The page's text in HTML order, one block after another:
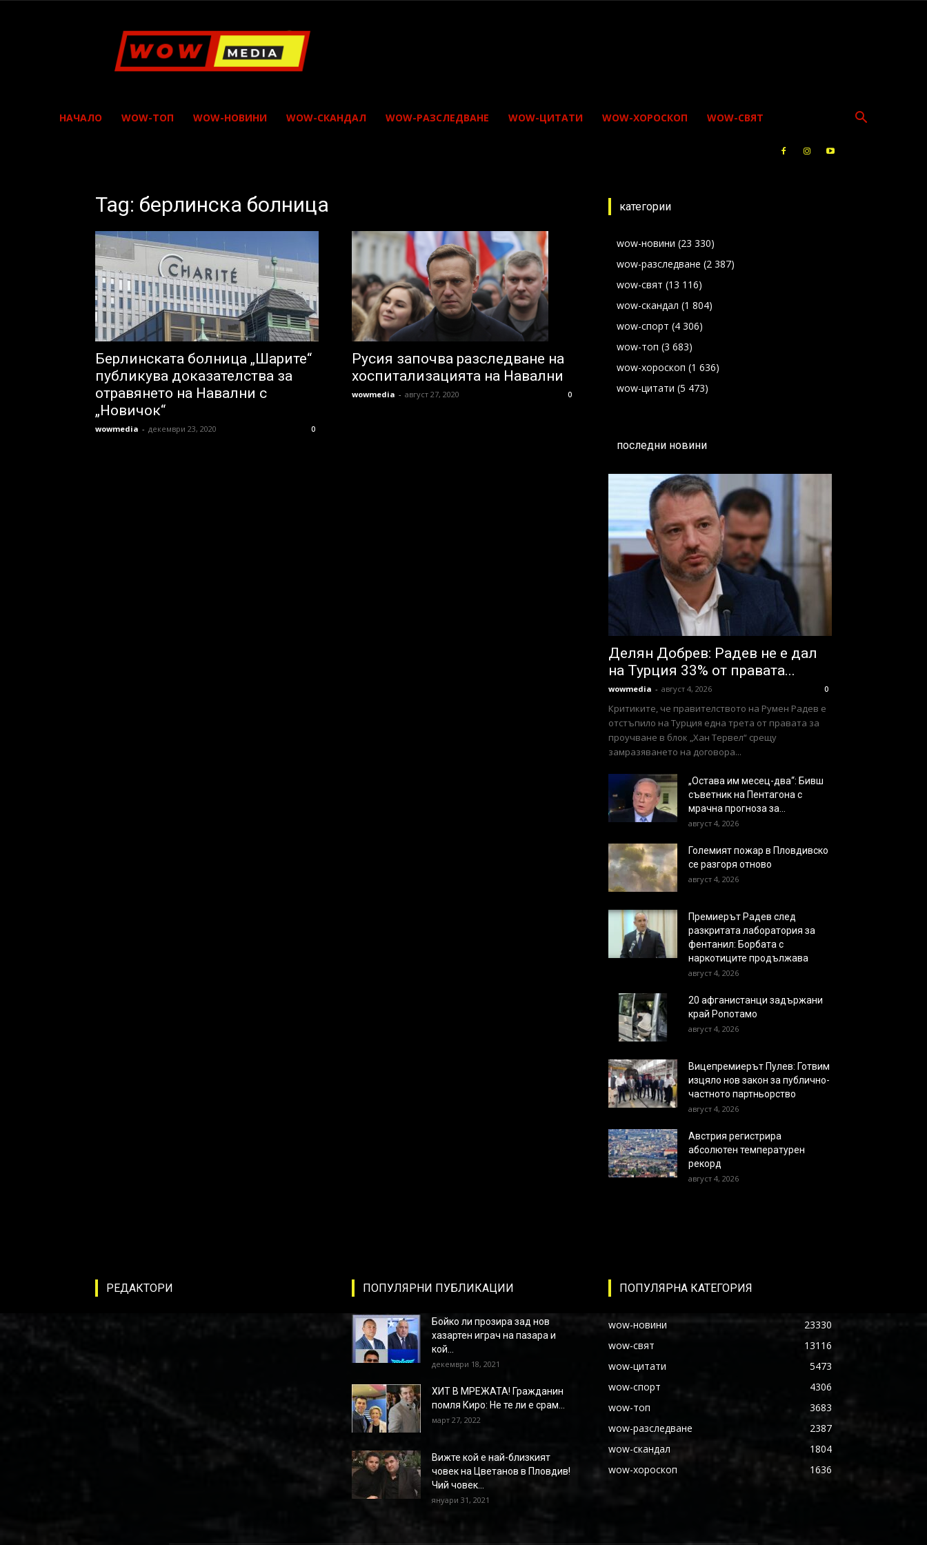
Media
НАЧАЛО WOW-ТОП WOW-НОВИНИ WOW-СКАНДАЛ WOW-РАЗСЛЕДВАНЕ WOW-ЦИТАТИ WOW-ХОРОСКОП WOW-СВЯТ
Tag: берлинска болница
Берлинската болница „Шарите“
публикува доказателства за
отравянето на Навални с
„Новичок“
wowmedia - декември 23, 2020 0
Русия започва разследване на
хоспитализацията на Навални
wowmedia - август 27, 2020 0
категории
wow-новини (23 330)
wow-разследване (2 387)
wow-свят (13 116)
wow-скандал (1 804)
wow-спорт (4 306)
wow-топ (3 683)
wow-хороскоп (1 636)
wow-цитати (5 473)
последни новини
Делян Добрев: Радев не е дал
на Турция 33% от правата...
wowmedia - август 4, 2026 0
Критиките, че правителството на Румен Радев е
отстъпило на Турция една трета от правата за
проучване в блок „Хан Тервел“ срещу
замразяването на договора...
„Остава им месец-два“: Бивш
съветник на Пентагона с
мрачна прогноза за...
август 4, 2026
Големият пожар в Пловдивско
се разгоря отново
август 4, 2026
Премиерът Радев след
разкритата лаборатория за
фентанил: Борбата с
наркотиците продължава
август 4, 2026
20 афганистанци задържани
край Ропотамо
август 4, 2026
Вицепремиерът Пулев: Готвим
изцяло нов закон за публично-
частното партньорство
август 4, 2026
Австрия регистрира
абсолютен температурен
рекорд
август 4, 2026
РЕДАКТОРИ ПОПУЛЯРНИ ПУБЛИКАЦИИ
Бойко ли прозира зад нов
хазартен играч на пазара и
кой...
декември 18, 2021
ХИТ В МРЕЖАТА! Гражданин
помля Киро: Не те ли е срам...
март 27, 2022
Вижте кой е най-близкият
човек на Цветанов в Пловдив!
Чий човек...
януари 31, 2021
ПОПУЛЯРНА КАТЕГОРИЯ
wow-новини
23330
wow-свят
13116
wow-цитати
5473
wow-спорт
4306
wow-топ
3683
wow-разследване
2387
wow-скандал
1804
wow-хороскоп
1636